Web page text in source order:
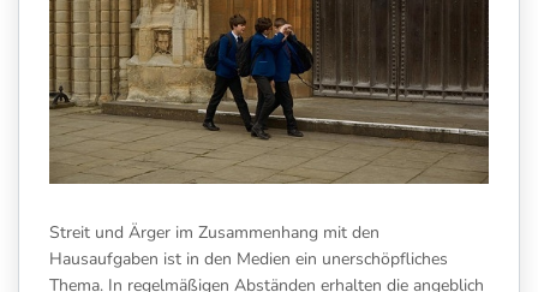
Streit und Ärger im Zusammenhang mit den
Hausaufgaben ist in den Medien ein unerschöpfliches
Thema. In regelmäßigen Abständen erhalten die angeblich